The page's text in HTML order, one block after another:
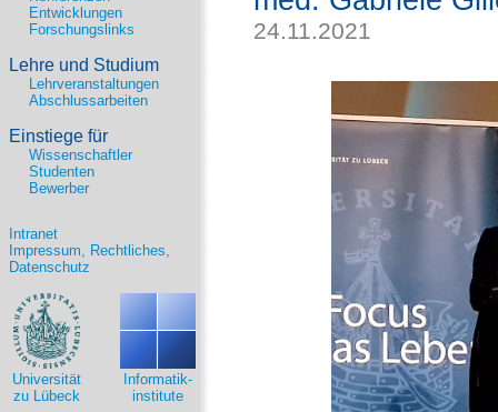
Entwicklungen
Forschungslinks
Lehre und Studium
Lehrveranstaltungen
Abschlussarbeiten
Einstiege für
Wissenschaftler
Studenten
Bewerber
Intranet
Impressum, Rechtliches,
Datenschutz
Universität
zu Lübeck
Informatik-
institute
24.11.2021